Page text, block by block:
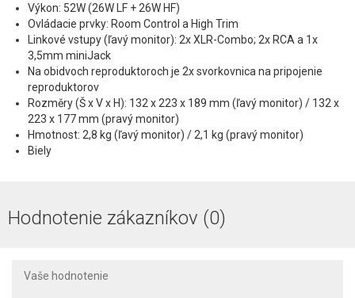
Výkon: 52W (26W LF + 26W HF)
Ovládacie prvky: Room Control a High Trim
Linkové vstupy (ľavý monitor): 2x XLR-Combo; 2x RCA a 1x
3,5mm miniJack
Na obidvoch reproduktoroch je 2x svorkovnica na pripojenie
reproduktorov
Rozměry (Š x V x H): 132 x 223 x 189 mm (ľavý monitor) / 132 x
223 x 177 mm (pravý monitor)
Hmotnost: 2,8 kg (ľavý monitor) / 2,1 kg (pravý monitor)
Biely
Hodnotenie zákazníkov (0)